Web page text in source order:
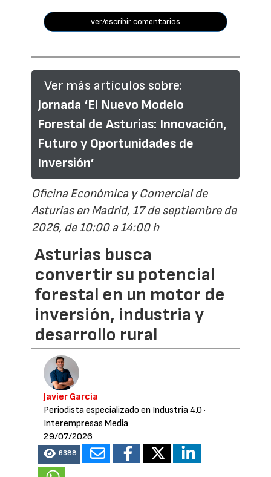
ver/escribir comentarios
Ver más artículos sobre:
Jornada ‘El Nuevo Modelo
Forestal de Asturias: Innovación,
Futuro y Oportunidades de
Inversión’
Oficina Económica y Comercial de
Asturias en Madrid, 17 de septiembre de
2026, de 10:00 a 14:00 h
Asturias busca
convertir su potencial
forestal en un motor de
inversión, industria y
desarrollo rural
Javier García
Periodista especializado en Industria 4.0 ·
Interempresas Media
29/07/2026
6388